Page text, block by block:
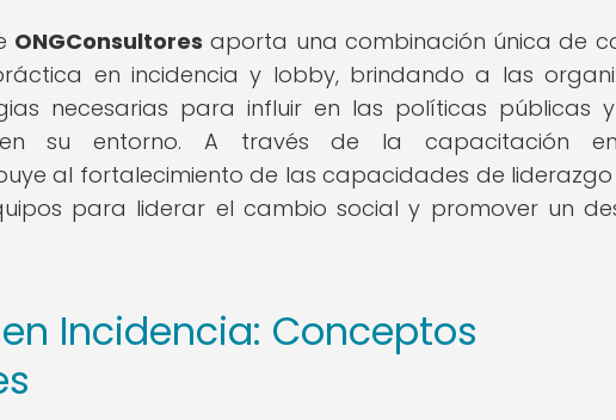
ONGConsultores aporta una combinación única de
en incidencia y lobby, brindando a las
necesarias para influir en las políticas públicas
su entorno. A través de la capacitación en
al fortalecimiento de las capacidades de liderazgo
para liderar el cambio social y promover un
Incidencia: Conceptos